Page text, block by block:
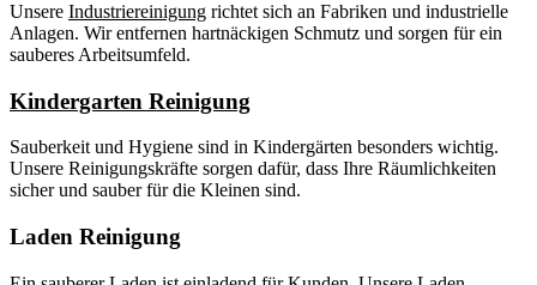
Unsere Industriereinigung richtet sich an Fabriken und industrielle
Anlagen. Wir entfernen hartnäckigen Schmutz und sorgen für ein
sauberes Arbeitsumfeld.
Kindergarten Reinigung
Sauberkeit und Hygiene sind in Kindergärten besonders wichtig.
Unsere Reinigungskräfte sorgen dafür, dass Ihre Räumlichkeiten
sicher und sauber für die Kleinen sind.
Laden Reinigung